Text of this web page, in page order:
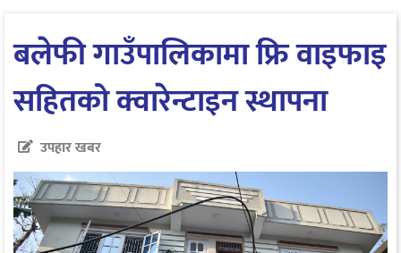
बलेफी गाउँपालिकामा फ्रि वाइफाइ
सहितको क्वारेन्टाइन स्थापना
उपहार खबर